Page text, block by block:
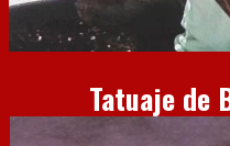
Tatuaje de